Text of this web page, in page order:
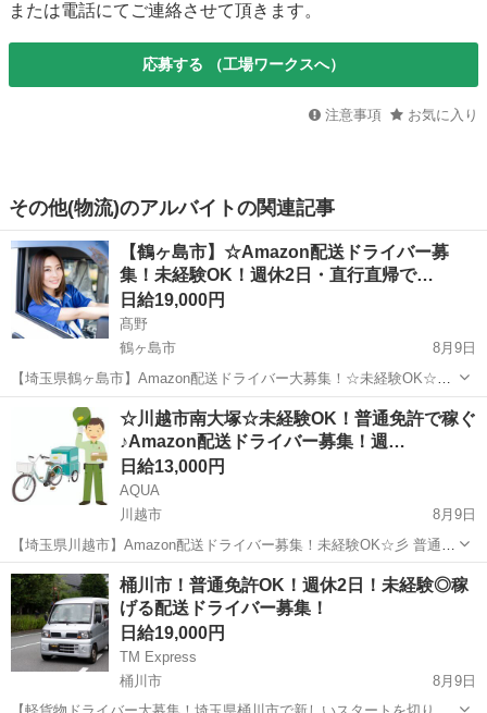
または電話にてご連絡させて頂きます。
応募する （工場ワークスへ）
注意事項 お気に入り
その他(物流)のアルバイトの関連記事
【鶴ヶ島市】☆Amazon配送ドライバー募
集！未経験OK！週休2日・直行直帰で…
日給19,000円
髙野
鶴ヶ島市
8月9日
【埼玉県鶴ヶ島市】Amazon配送ドライバー大募集！☆未経験OK☆普
通免許があれば始められます！ 「稼ぎたい」あなたへ！週休2日制で
プライベートも充実♪希望月収相談OK！直行直帰可能◎ 初心者教育充
実で安心！軽量荷物中心...
鶴ヶ島市 ドライバー Amazon
☆川越市南大塚☆未経験OK！普通免許で稼ぐ
♪Amazon配送ドライバー募集！週…
日給13,000円
AQUA
川越市
8月9日
【埼玉県川越市】Amazon配送ドライバー募集！未経験OK☆彡 普通免
許があればOK！軽貨物で、あなたの「稼ぎたい！」を応援します♪ 週
休2日制でプライベートも充実！直行直帰も可能◎ 充実の研修制度
で、未経験の方も...
埼玉 川越市 ドライバー Amazon
桶川市！普通免許OK！週休2日！未経験◎稼
げる配送ドライバー募集！
日給19,000円
TM Express
桶川市
8月9日